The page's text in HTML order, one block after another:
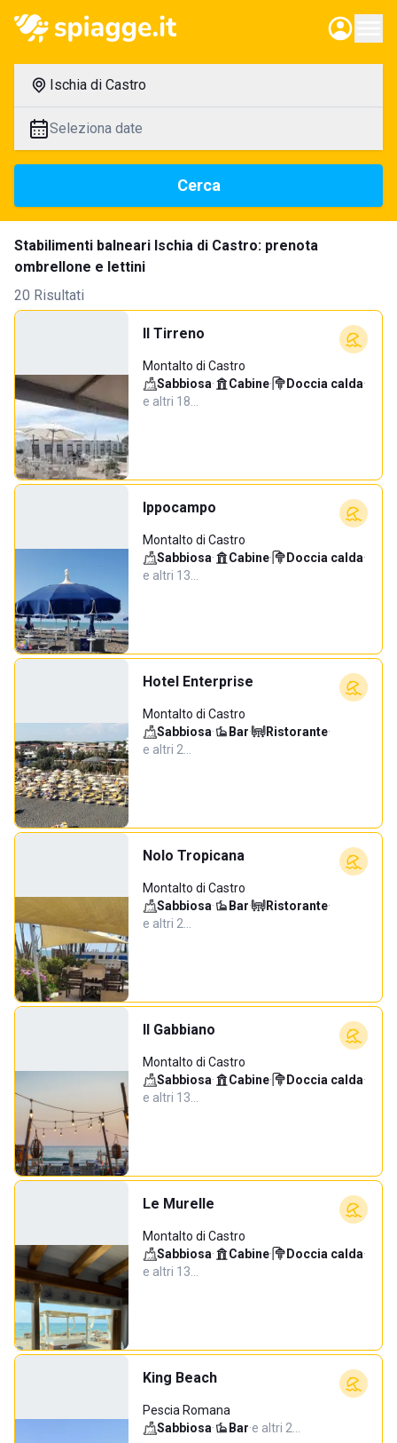
Ischia di Castro
Seleziona date
Cerca
Stabilimenti balneari Ischia di Castro: prenota
ombrellone e lettini
20 Risultati
Il Tirreno
Montalto di Castro
Sabbiosa· Cabine· Doccia calda·
e altri 18…
Ippocampo
Montalto di Castro
Sabbiosa· Cabine· Doccia calda·
e altri 13…
Hotel Enterprise
Montalto di Castro
Sabbiosa· Bar· Ristorante·
e altri 2…
Nolo Tropicana
Montalto di Castro
Sabbiosa· Bar· Ristorante·
e altri 2…
Il Gabbiano
Montalto di Castro
Sabbiosa· Cabine· Doccia calda·
e altri 13…
Le Murelle
Montalto di Castro
Sabbiosa· Cabine· Doccia calda·
e altri 13…
King Beach
Pescia Romana
Sabbiosa· Bar·e altri 2…